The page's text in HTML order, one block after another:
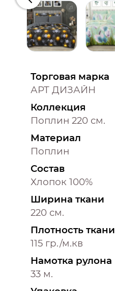
Торговая марка
АРТ ДИЗАЙН
Коллекция
Поплин 220 см.
Материал
Поплин
Состав
Хлопок 100%
Ширина ткани
220 см.
Плотность ткани
115 гр./м.кв
Намотка рулона
33 м.